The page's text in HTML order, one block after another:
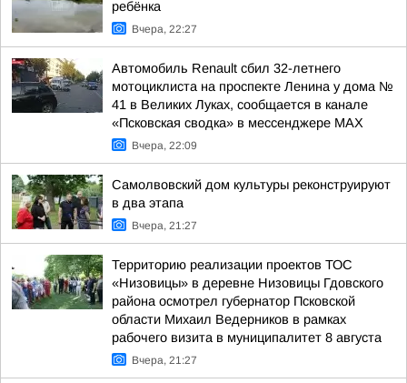
ребёнка
Вчера, 22:27
Автомобиль Renault сбил 32-летнего
мотоциклиста на проспекте Ленина у дома №
41 в Великих Луках, сообщается в канале
«Псковская сводка» в мессенджере MAX
Вчера, 22:09
Самолвовский дом культуры реконструируют
в два этапа
Вчера, 21:27
Территорию реализации проектов ТОС
«Низовицы» в деревне Низовицы Гдовского
района осмотрел губернатор Псковской
области Михаил Ведерников в рамках
рабочего визита в муниципалитет 8 августа
Вчера, 21:27